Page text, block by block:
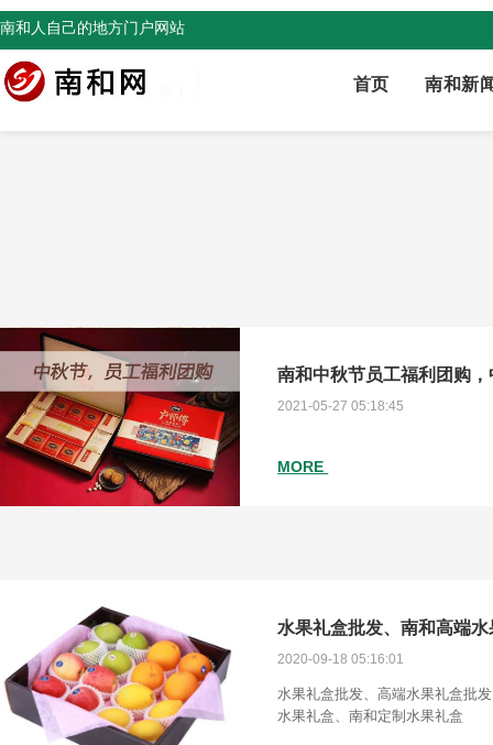
南和人自己的地方门户网站
首页 南和新
南和中秋节员工福利团购
2021-05-27 05:18:45
MORE
水果礼盒批发、南和高端
2020-09-18 05:16:01
水果礼盒批发、高端水果礼盒批
水果礼盒、南和定制水果礼盒